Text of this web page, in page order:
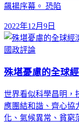
飆揚序幕。 恐陷
2022年12月9日
國政評論
殊堪憂慮的全球
世界看似科學昌明，
應團結和諧、齊心協
化、氣候異常、貧窮